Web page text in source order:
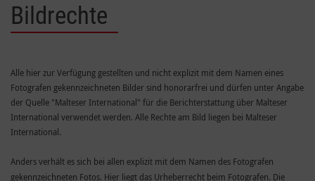
Bildrechte
Alle hier zur Verfügung gestellten und nicht explizit mit dem Namen eines
Fotografen gekennzeichneten Bilder sind honorarfrei und dürfen unter Angabe
der Quelle "Malteser International" für die Berichterstattung über Malteser
International verwendet werden. Alle Rechte am Bild liegen bei Malteser
International.
Anders verhält es sich bei allen explizit mit dem Namen des Fotografen
gekennzeichneten Fotos. Hier liegt das Urheberrecht beim Fotografen. Die